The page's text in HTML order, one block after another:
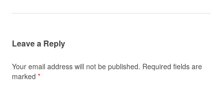
Leave a Reply
Your email address will not be published. Required fields are
marked *